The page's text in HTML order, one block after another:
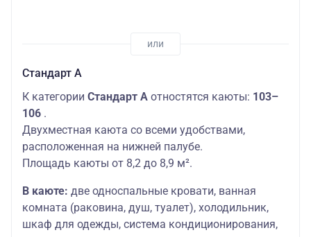
Стандарт А
К категории Стандарт A отностятся каюты: 103–
106 .
Двухместная каюта со всеми удобствами,
расположенная на нижней палубе.
Площадь каюты от 8,2 до 8,9 м².
В каюте: две односпальные кровати, ванная
комната (раковина, душ, туалет), холодильник,
шкаф для одежды, система кондиционирования,